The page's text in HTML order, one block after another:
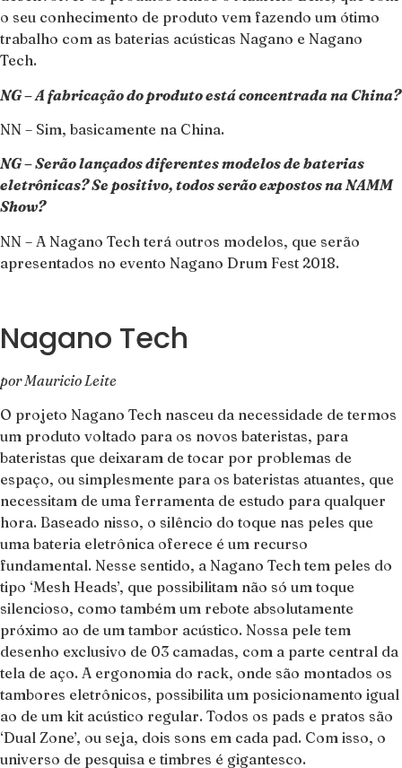
o seu conhecimento de produto vem fazendo um ótimo
trabalho com as baterias acústicas Nagano e Nagano
Tech.
NG – A fabricação do produto está concentrada na China?
NN – Sim, basicamente na China.
NG – Serão lançados diferentes modelos de baterias
eletrônicas? Se positivo, todos serão expostos na NAMM
Show?
NN – A Nagano Tech terá outros modelos, que serão
apresentados no evento Nagano Drum Fest 2018.
Nagano Tech
por Mauricio Leite
O projeto Nagano Tech nasceu da necessidade de termos
um produto voltado para os novos bateristas, para
bateristas que deixaram de tocar por problemas de
espaço, ou simplesmente para os bateristas atuantes, que
necessitam de uma ferramenta de estudo para qualquer
hora. Baseado nisso, o silêncio do toque nas peles que
uma bateria eletrônica oferece é um recurso
fundamental. Nesse sentido, a Nagano Tech tem peles do
tipo ‘Mesh Heads’, que possibilitam não só um toque
silencioso, como também um rebote absolutamente
próximo ao de um tambor acústico. Nossa pele tem
desenho exclusivo de 03 camadas, com a parte central da
tela de aço. A ergonomia do rack, onde são montados os
tambores eletrônicos, possibilita um posicionamento igual
ao de um kit acústico regular. Todos os pads e pratos são
‘Dual Zone’, ou seja, dois sons em cada pad. Com isso, o
universo de pesquisa e timbres é gigantesco.